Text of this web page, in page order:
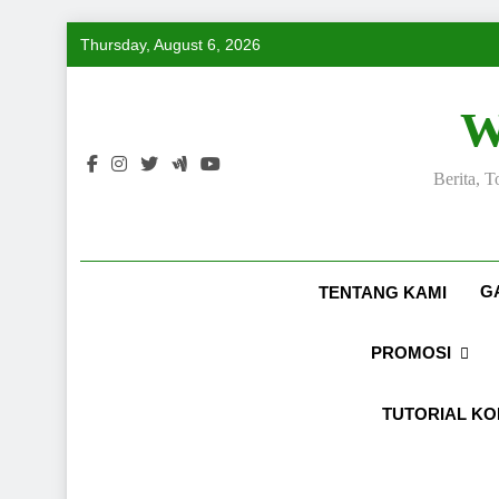
Thursday, August 6, 2026
Berita,
TENTANG KAMI
PROMOSI
TUTORIAL